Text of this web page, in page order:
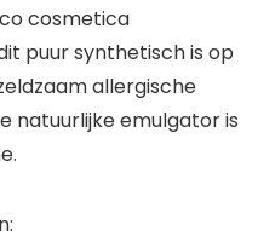
cosmetica
puur synthetisch is op
allergische
natuurlijke emulgator is